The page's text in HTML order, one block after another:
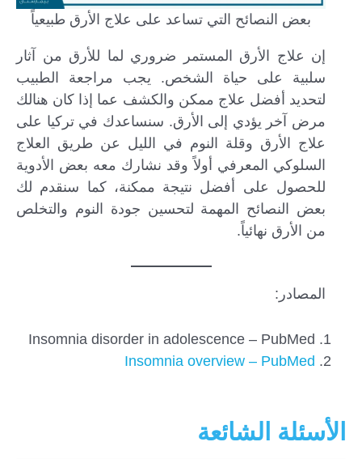
بعض النصائح التي تساعد على علاج الأرق طبيعياً
إن علاج الأرق المستمر ضروري لما للأرق من آثار
سلبية على حياة الشخص. يجب مراجعة الطبيب
لتحديد أفضل علاج ممكن والكشف عما إذا كان هنالك
مرض آخر يؤدي إلى الأرق. سنساعدك في تركيا على
علاج الأرق وقلة النوم في الليل عن طريق العلاج
السلوكي المعرفي أولاً وقد نشارك معه بعض الأدوية
للحصول على أفضل نتيجة ممكنة، كما سنقدم لك
بعض النصائح المهمة لتحسين جودة النوم والتخلص
من الأرق نهائياً.
المصادر:
Insomnia disorder in adolescence – PubMed
Insomnia overview – PubMed
الأسئلة الشائعة